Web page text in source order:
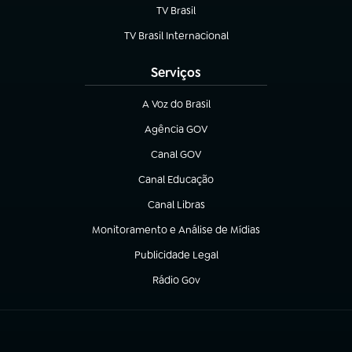
TV Brasil
(abre em nova aba)
TV Brasil Internacional
(abre em nova aba)
Serviços
A Voz do Brasil
(abre em nova aba)
Agência GOV
(abre em nova aba)
Canal GOV
(abre em nova aba)
Canal Educação
(abre em nova aba)
Canal Libras
(abre em nova aba)
Monitoramento e Análise de Mídias
(abre em nova aba)
Publicidade Legal
(abre em nova aba)
Rádio Gov
(abre em nova aba)